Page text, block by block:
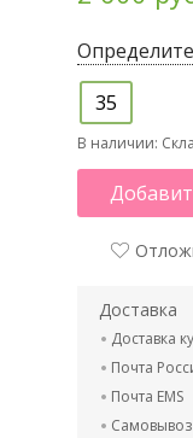
35
В наличии:
Доставка
Доставка
Почта
Почта EMS
Самовывоз